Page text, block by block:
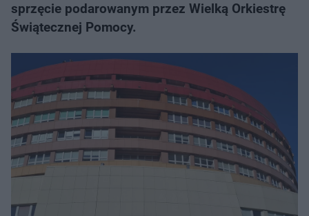
sprzęcie podarowanym przez Wielką Orkiestrę
Świątecznej Pomocy.